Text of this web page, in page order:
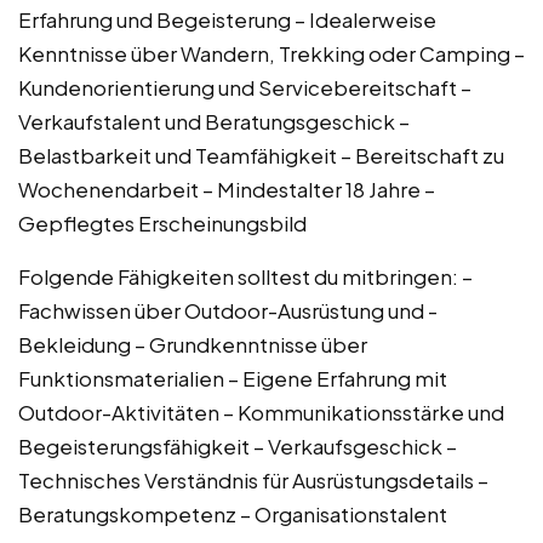
Erfahrung und Begeisterung – Idealerweise
Kenntnisse über Wandern, Trekking oder Camping –
Kundenorientierung und Servicebereitschaft –
Verkaufstalent und Beratungsgeschick –
Belastbarkeit und Teamfähigkeit – Bereitschaft zu
Wochenendarbeit – Mindestalter 18 Jahre –
Gepflegtes Erscheinungsbild
Folgende Fähigkeiten solltest du mitbringen: –
Fachwissen über Outdoor-Ausrüstung und -
Bekleidung – Grundkenntnisse über
Funktionsmaterialien – Eigene Erfahrung mit
Outdoor-Aktivitäten – Kommunikationsstärke und
Begeisterungsfähigkeit – Verkaufsgeschick –
Technisches Verständnis für Ausrüstungsdetails –
Beratungskompetenz – Organisationstalent